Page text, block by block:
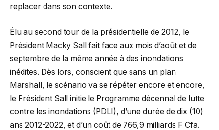
replacer dans son contexte.
Élu au second tour de la présidentielle de 2012, le
Président Macky Sall fait face aux mois d’août et de
septembre de la même année à des inondations
inédites. Dès lors, conscient que sans un plan
Marshall, le scénario va se répéter encore et encore,
le Président Sall initie le Programme décennal de lutte
contre les inondations (PDLI), d’une durée de dix (10)
ans 2012-2022, et d’un coût de 766,9 milliards F Cfa.